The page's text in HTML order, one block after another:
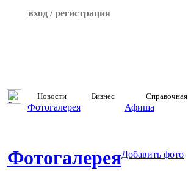
вход / регистрация
Новости Бизнес Справочная
Фотогалерея Афиша
ФотогалереяДобавить фото